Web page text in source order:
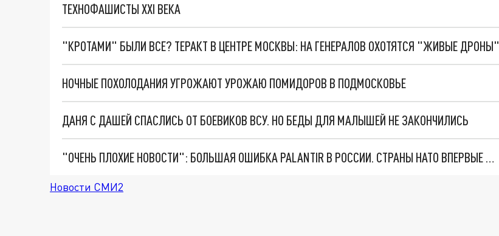
ТЕХНОФАШИСТЫ XXI ВЕКА
"КРОТАМИ" БЫЛИ ВСЕ? ТЕРАКТ В ЦЕНТРЕ МОСКВЫ: НА ГЕНЕРАЛОВ ОХОТЯТСЯ "ЖИВЫЕ ДРОНЫ"
НОЧНЫЕ ПОХОЛОДАНИЯ УГРОЖАЮТ УРОЖАЮ ПОМИДОРОВ В ПОДМОСКОВЬЕ
ДАНЯ С ДАШЕЙ СПАСЛИСЬ ОТ БОЕВИКОВ ВСУ. НО БЕДЫ ДЛЯ МАЛЫШЕЙ НЕ ЗАКОНЧИЛИСЬ
"ОЧЕНЬ ПЛОХИЕ НОВОСТИ": БОЛЬШАЯ ОШИБКА PALANTIR В РОССИИ. СТРАНЫ НАТО ВПЕРВЫЕ ЗА СВО ОСТАНОВИЛИ ПОСТАВКИ ОРУЖИЯ. ВСУ ТЕРЯЮТ ПРИГРАНИЧЬЕ?
Новости СМИ2